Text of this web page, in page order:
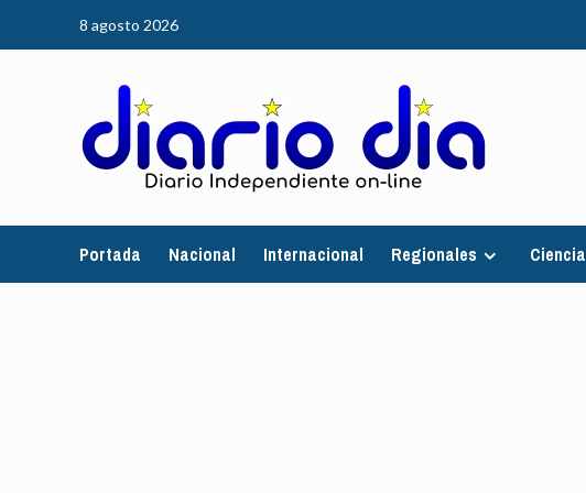
8 agosto 2026
Portada Nacional Internacional Regionales Ciencia